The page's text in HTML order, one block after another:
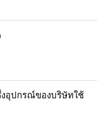
งอุปกรณ์ของบริษัทใช้